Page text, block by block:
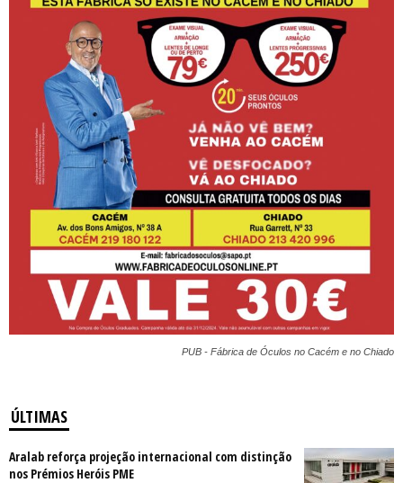
PUB - Fábrica de Óculos no Cacém e no Chiado
ÚLTIMAS
Aralab reforça projeção internacional com distinção
nos Prémios Heróis PME